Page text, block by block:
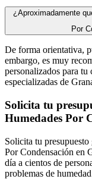
¿Aproximadamente
Por
De forma orientativa,
embargo, es muy
personalizados para tu
especializadas de
Solicita tu
Humedades Por
Solicita tu
Por Condensación en
día a cientos de
problemas de